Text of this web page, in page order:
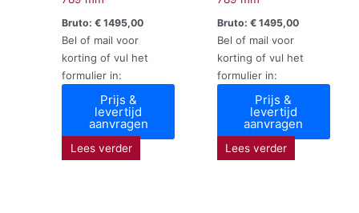
Bruto:€ 1495,00
Bel of mail voor
korting of vul het
formulier in:
Prijs &
levertijd
aanvragen
Lees verder
Bruto: €1495,00
Bel of mail voor
korting of vul het
formulier in:
Prijs &
levertijd
aanvragen
Lees verder